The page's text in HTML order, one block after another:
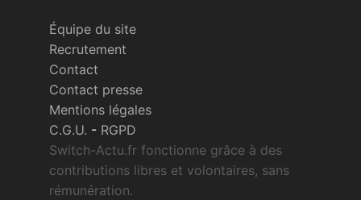
Équipe du site
Recrutement
Contact
Contact presse
Mentions légales
C.G.U. - RGPD
Switch-Actu.fr fonctionne grâce à des
contributions libres et volontaires, sans
rémunération.